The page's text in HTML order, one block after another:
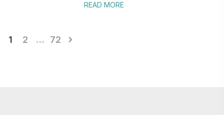
READ MORE
Posts
1 2 … 72